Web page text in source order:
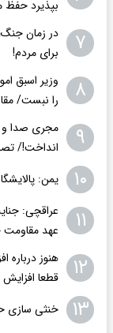
بپذیرد حفظ
۷
در زمان
برای مردم!
۸
وزیر اسبق
را نبست/
۹
مجری صدا و
انداخت!/
۱۰ یمن:
۱۱
عراقچی:
عهد مقاومت
۱۲
هنوز
قطعا افزایش
۱۳ خنثی سازی